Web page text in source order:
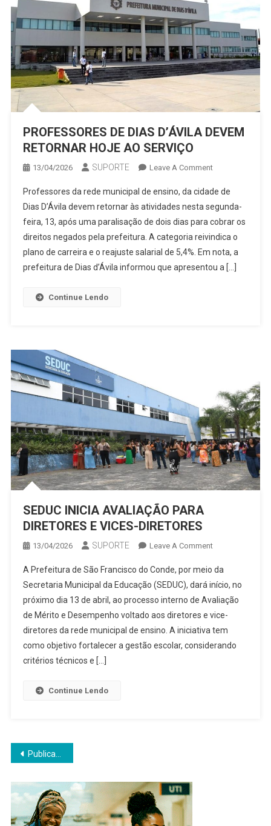
PROFESSORES DE DIAS D’ÁVILA DEVEM
RETORNAR HOJE AO SERVIÇO
13/04/2026 SUPORTE Leave A CommentOn
DE
DIAS
D’ÁVILA
DEVEM
RETORNAR
HOJE
Professores da rede municipal de ensino, da cidade de
Dias D’Ávila devem retornar às atividades nesta segunda-
feira, 13, após uma paralisação de dois dias para cobrar os
direitos negados pela prefeitura. A categoria reivindica o
plano de carreira e o reajuste salarial de 5,4%. Em nota, a
prefeitura de Dias d’Ávila informou que apresentou a […]
Continue Lendo
SEDUC INICIA AVALIAÇÃO PARA
DIRETORES E VICES-DIRETORES
13/04/2026 SUPORTE Leave A CommentOn
INICIA
AVALIAÇÃO
PARA
DIRETORES
E
VICES-
A Prefeitura de São Francisco do Conde, por meio da
Secretaria Municipal da Educação (SEDUC), dará início, no
próximo dia 13 de abril, ao processo interno de Avaliação
de Mérito e Desempenho voltado aos diretores e vice-
diretores da rede municipal de ensino. A iniciativa tem
como objetivo fortalecer a gestão escolar, considerando
critérios técnicos e […]
Continue Lendo
Navegação
por
posts
Publicações mais antigas